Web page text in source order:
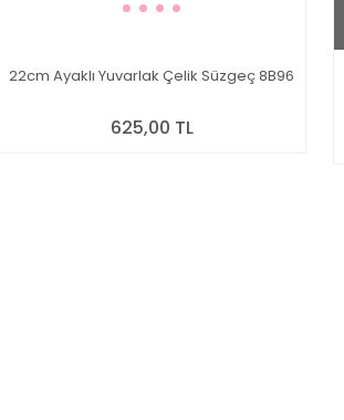
22cm Ayaklı Yuvarlak Çelik Süzgeç 8B96
625,00 TL